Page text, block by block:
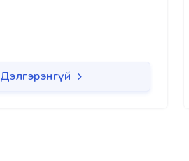
Дэлгэрэнгүй